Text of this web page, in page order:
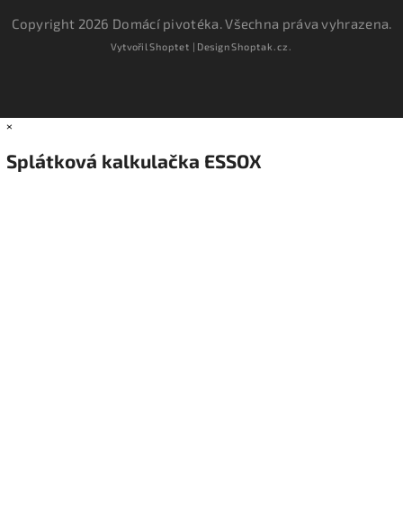
Copyright 2026 Domácí pivotéka. Všechna práva vyhrazena.
VytvořilShoptet | DesignShoptak.cz.
×
Splátková kalkulačka ESSOX